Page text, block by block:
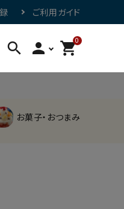
ご利用ガイド
search person 0
shopping_cart
お菓子・おつまみ